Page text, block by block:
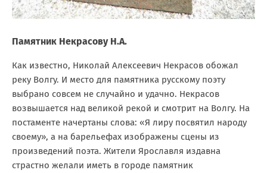
Памятник Некрасову Н.А.
Как известно, Николай Алексеевич Некрасов обожал
реку Волгу. И место для памятника русскому поэту
выбрано совсем не случайно и удачно. Некрасов
возвышается над великой рекой и смотрит на Волгу. На
постаменте начертаны слова: «Я лиру посвятил народу
своему», а на барельефах изображены сцены из
произведений поэта. Жители Ярославля издавна
страстно желали иметь в городе памятник